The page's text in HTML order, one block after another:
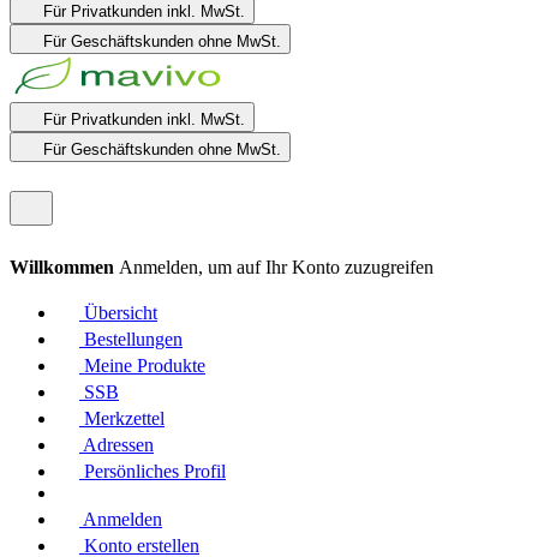
Für Privatkunden inkl. MwSt.
Für Geschäftskunden ohne MwSt.
Für Privatkunden inkl. MwSt.
Für Geschäftskunden ohne MwSt.
Willkommen Anmelden, um auf Ihr Konto zuzugreifen
Übersicht
Bestellungen
Meine Produkte
SSB
Merkzettel
Adressen
Persönliches Profil
Anmelden
Konto erstellen